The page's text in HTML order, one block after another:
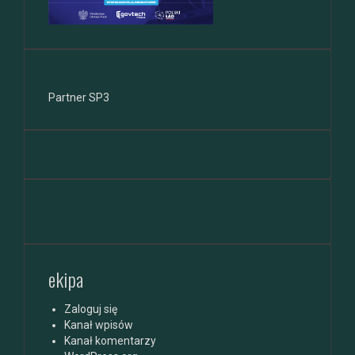
Partner SP3
ekipa
Zaloguj się
Kanał wpisów
Kanał komentarzy